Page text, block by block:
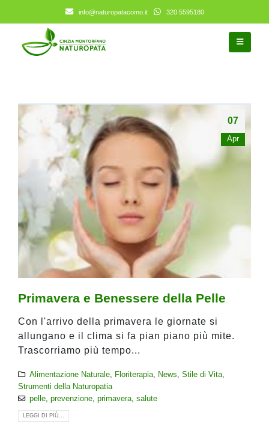
info@naturopatacomo.it 320 5595180
07
Apr
Primavera e Benessere della Pelle
Con l'arrivo della primavera le giornate si
allungano e il clima si fa pian piano più mite.
Trascorriamo più tempo...
Alimentazione Naturale, Floriterapia, News Stile di Vita,
Strumenti della Naturopatia
pelle, prevenzione, primavera, salute
LEGGI DI PIÙ...